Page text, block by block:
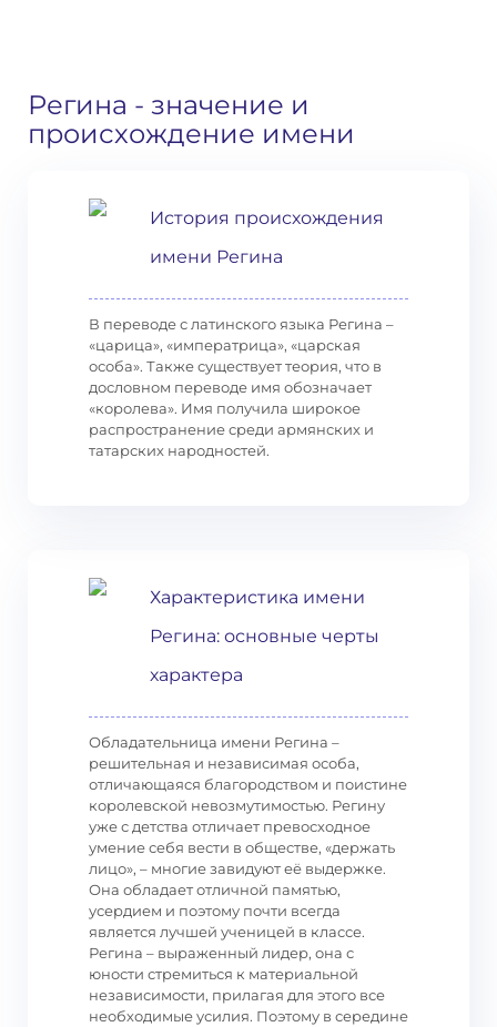
Регина - значение и
происхождение имени
История происхождения
имени Регина
В переводе с латинского языка Регина –
«царица», «императрица», «царская
особа». Также существует теория, что в
дословном переводе имя обозначает
«королева». Имя получила широкое
распространение среди армянских и
татарских народностей.
Характеристика имени
Регина: основные черты
характера
Обладательница имени Регина –
решительная и независимая особа,
отличающаяся благородством и поистине
королевской невозмутимостью. Регину
уже с детства отличает превосходное
умение себя вести в обществе, «держать
лицо», – многие завидуют её выдержке.
Она обладает отличной памятью,
усердием и поэтому почти всегда
является лучшей ученицей в классе.
Регина – выраженный лидер, она с
юности стремиться к материальной
независимости, прилагая для этого все
необходимые усилия. Поэтому в середине